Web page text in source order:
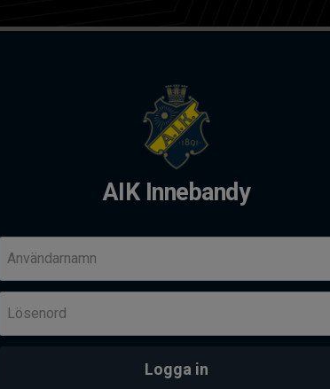
AIK Innebandy
Användarnamn
Lösenord
Logga in
camp 2026